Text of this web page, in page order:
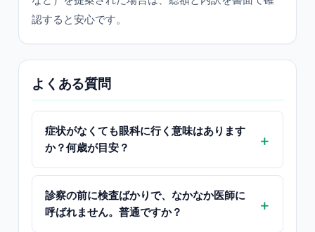
認すると安心です。
よくある質問
症状がなくても眼科に行く意味はあります
か？何歳が目安？
診察の前に検査ばかりで、なかなか医師に
呼ばれません。普通ですか？